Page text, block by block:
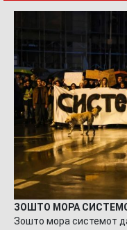
ЗОШТО МОРА
Зошто мора системот